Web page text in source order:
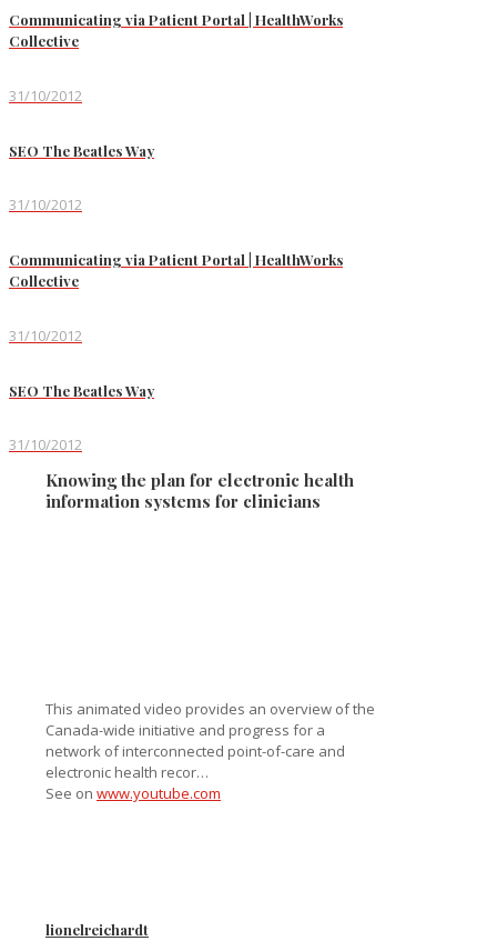
Communicating via Patient Portal | HealthWorks
Collective
31/10/2012
SEO The Beatles Way
31/10/2012
Communicating via Patient Portal | HealthWorks
Collective
31/10/2012
SEO The Beatles Way
31/10/2012
Knowing the plan for electronic health
information systems for clinicians
This animated video provides an overview of the
Canada-wide initiative and progress for a
network of interconnected point-of-care and
electronic health recor…
See on www.youtube.com
lionelreichardt